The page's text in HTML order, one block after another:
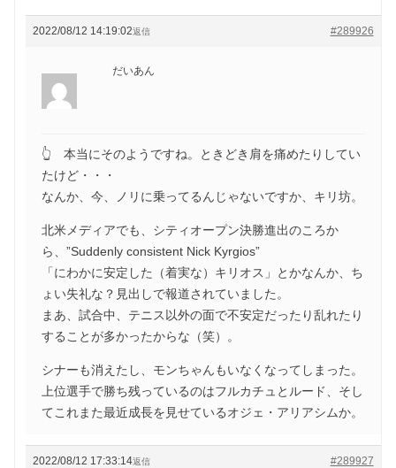
2022/08/12 14:19:02 #289926
返信
だいあん
👆 本当にそのようですね。ときどき肩を痛めたりしてい
たけど・・・
なんか、今、ノリに乗ってるんじゃないですか、キリ坊。
北米メディアでも、シティオープン決勝進出のころか
ら、”Suddenly consistent Nick Kyrgios”
「にわかに安定した（着実な）キリオス」とかなんか、ち
ょい失礼な？見出しで報道されていました。
まあ、試合中、テニス以外の面で不安定だったり乱れたり
することが多かったからな（笑）。
シナーも消えたし、モンちゃんもいなくなってしまった。
上位選手で勝ち残っているのはフルカチュとルード、そし
てこれまた最近成長を見せているオジェ・アリアシムか。
2022/08/12 17:33:14 #289927
返信